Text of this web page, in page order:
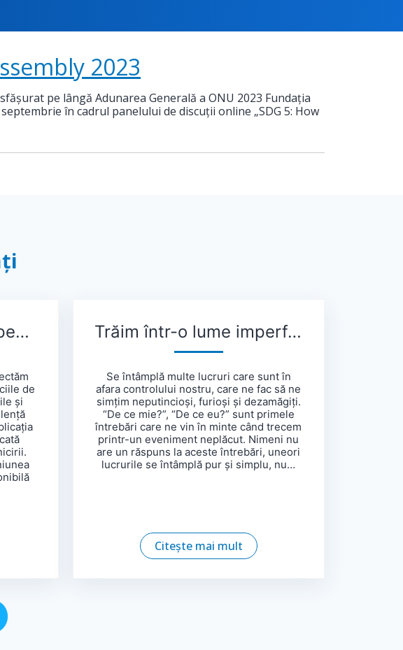
2023
pe lângă Adunarea Generală a ONU 2023 Fundația
în cadrul panelului de discuții online „SDG 5: How
SafeYOU, o aplicație pentru femeile și fetele victime ale violenței
de
și
Trăim într-o lume imperfectă și, uneori, viață e nedreaptă
Se întâmplă multe lucruri care sunt în
afara controlului nostru, care ne fac să ne
simțim neputincioși, furioși și dezamăgiți.
“De ce mie?”, “De ce eu?” sunt primele
întrebări care ne vin în minte când trecem
printr-un eveniment neplăcut. Nimeni nu
are un răspuns la aceste întrebări, uneori
lucrurile se întâmplă pur și simplu, nu…
Citește mai mult